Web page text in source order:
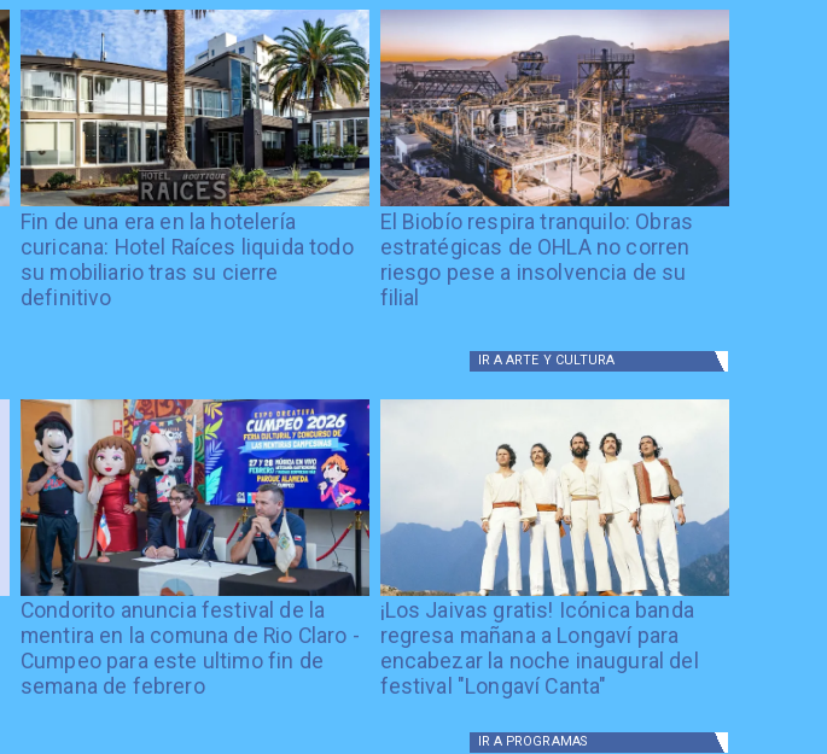
Fin de una era en la hotelería
curicana: Hotel Raíces liquida todo
su mobiliario tras su cierre
definitivo
El Biobío respira tranquilo: Obras
estratégicas de OHLA no corren
riesgo pese a insolvencia de su
filial
IR A ARTE Y CULTURA
Condorito anuncia festival de la
mentira en la comuna de Rio Claro -
Cumpeo para este ultimo fin de
semana de febrero
¡Los Jaivas gratis! Icónica banda
regresa mañana a Longaví para
encabezar la noche inaugural del
festival "Longaví Canta"
IR A PROGRAMAS